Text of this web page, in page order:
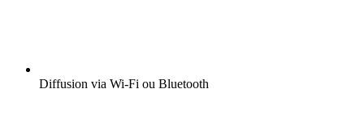
Diffusion via Wi-Fi ou Bluetooth